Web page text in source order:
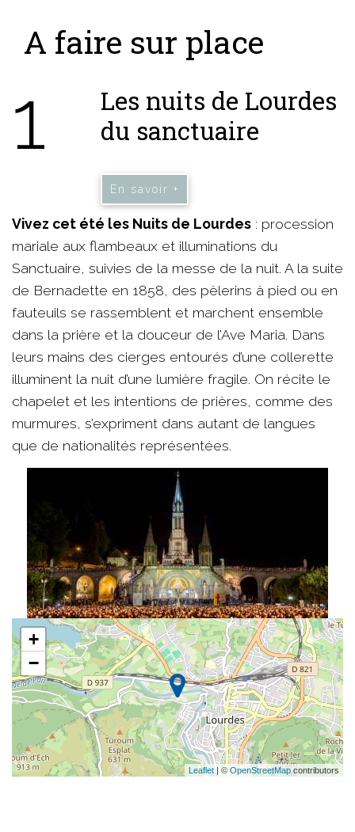
A faire sur place
1
Les nuits de Lourdes
du sanctuaire
En savoir +
Vivez cet été les Nuits de Lourdes : procession
mariale aux flambeaux et illuminations du
Sanctuaire, suivies de la messe de la nuit. A la suite
de Bernadette en 1858, des pèlerins à pied ou en
fauteuils se rassemblent et marchent ensemble
dans la prière et la douceur de l’Ave Maria. Dans
leurs mains des cierges entourés d’une collerette
illuminent la nuit d’une lumière fragile. On récite le
chapelet et les intentions de prières, comme des
murmures, s’expriment dans autant de langues
que de nationalités représentées.
+
−
Leaflet| ©OpenStreetMapcontributors